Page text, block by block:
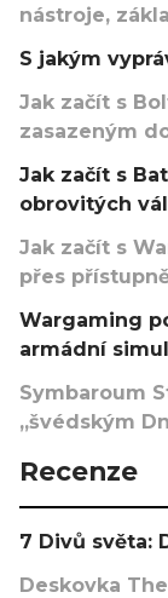
nástroje,
S jakým
Jak začít s
zasazeným
Jak začít s
obrovitých
Jak začít s
přes
Wargaming
armádní
Symbaroum
„švédským
Recenze
7 Divů světa:
Deskovka